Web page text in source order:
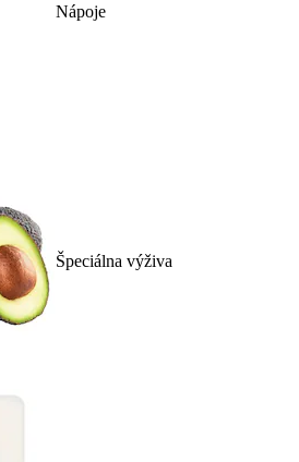
Nápoje
Špeciálna výživa